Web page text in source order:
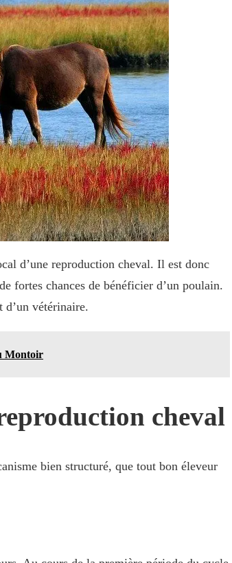
d’une reproduction cheval. Il est donc
fortes chances de bénéficier d’un poulain.
d’un vétérinaire.
Montoir
cheval
bien structuré, que tout bon éleveur